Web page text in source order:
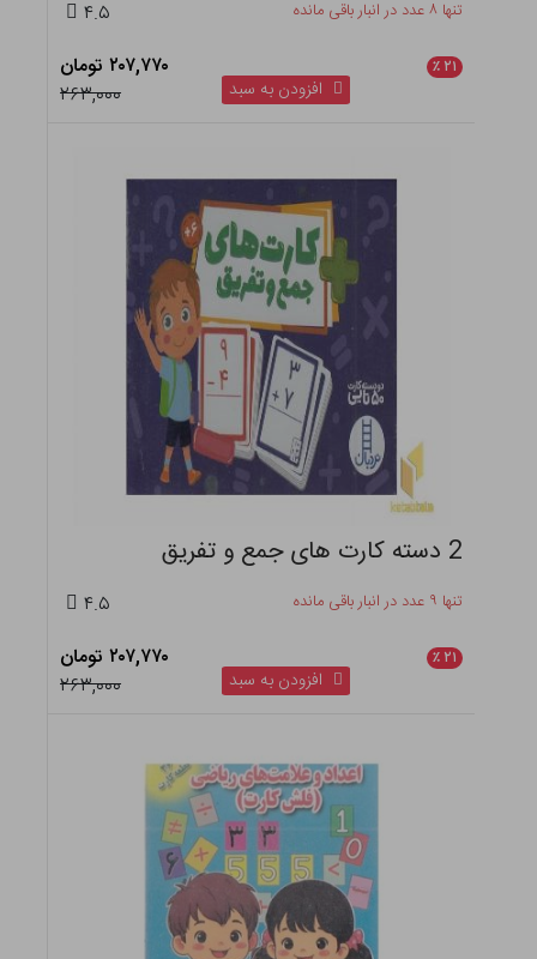
تنها ۸ عدد در انبار باقی مانده ۴.۵
۲۱ ٪
۲۰۷,۷۷۰ تومان
۲۶۳,۰۰۰
افزودن به سبد
2 دسته کارت های جمع و تفریق
تنها ۹ عدد در انبار باقی مانده ۴.۵
۲۱ ٪
۲۰۷,۷۷۰ تومان
۲۶۳,۰۰۰
افزودن به سبد